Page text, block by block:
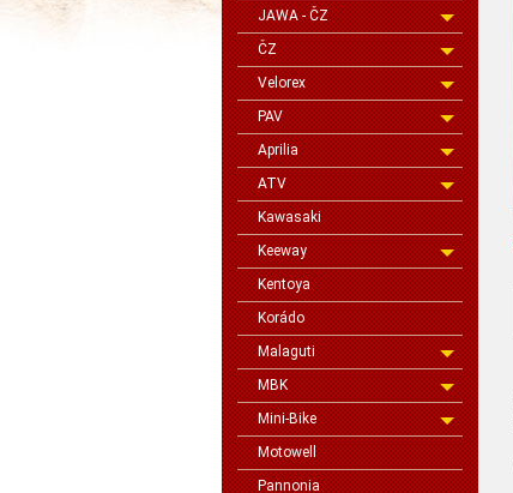
JAWA - ČZ
ČZ
Velorex
PAV
Aprilia
ATV
Kawasaki
Keeway
Kentoya
Korádo
Malaguti
MBK
Mini-Bike
Motowell
Pannonia